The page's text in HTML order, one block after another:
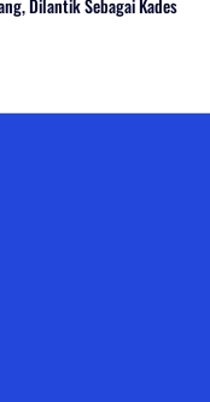
Dilantik Sebagai Kades